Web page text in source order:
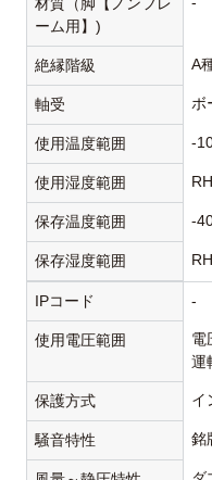
ーム用】)
絶縁階級 A
軸受 ボ
使用温度範囲 -
使用湿度範囲
保存温度範囲 -
保存湿度範囲
IPコード -
使用電圧範囲
電
運
保護方式 イ
騒音特性 銘